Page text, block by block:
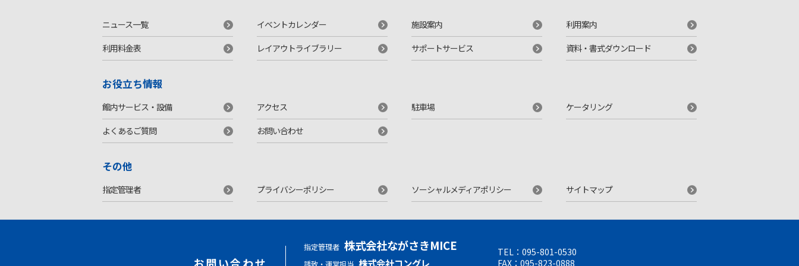
ニュース一覧 イベントカレンダー 施設案内
利用案内
利用料金表
レイアウトライブラリー サポートサービス 資料・書式ダウンロード
お役立ち情報
館内サービス・設備 アクセス 駐車場
ケータリング
よくあるご質問
お問い合わせ
その他
指定管理者 プライバシーポリシー ソーシャルメディアポリシー サイトマップ
お問い合わせ
指定管理者 株式会社ながさきMICE
株式会社コングレ
TEL： 095-801-0530
FAX：095-823-0888